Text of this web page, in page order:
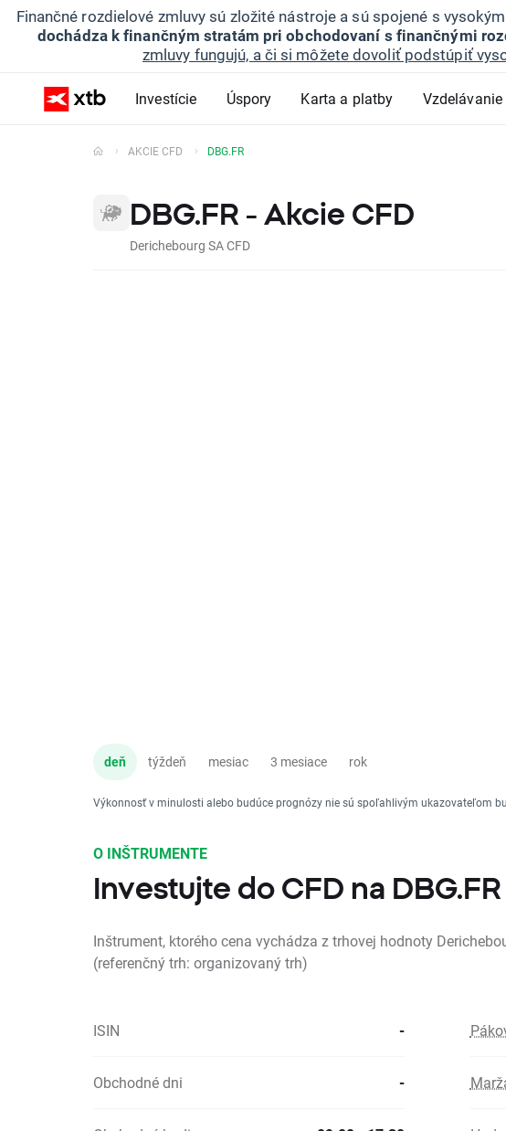
Finančné rozdielové zmluvy sú zložité nástroje a sú spojené s
dochádza k finančným stratám pri obchodovaní s finančnými
zmluvy fungujú, a či si môžete dovoliť podstúpiť
Investície Úspory Karta a platby Vzdelávanie
AKCIE CFD DBG.FR
DBG.FR - Akcie CFD
Derichebourg SA CFD
deň týždeň mesiac 3 mesiace rok
Výkonnosť v minulosti alebo budúce prognózy nie sú spoľahlivým ukazovateľom
O INŠTRUMENTE
Investujte do CFD na DBG.FR
Inštrument, ktorého cena vychádza z trhovej hodnoty
(referenčný trh: organizovaný trh)
ISIN -
Obchodné dni -